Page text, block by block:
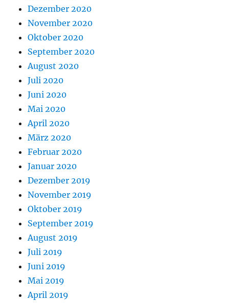
Dezember 2020
November 2020
Oktober 2020
September 2020
August 2020
Juli 2020
Juni 2020
Mai 2020
April 2020
März 2020
Februar 2020
Januar 2020
Dezember 2019
November 2019
Oktober 2019
September 2019
August 2019
Juli 2019
Juni 2019
Mai 2019
April 2019